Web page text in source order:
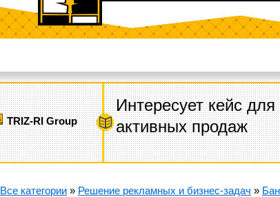
TRIZ-RI Group
Интересует кейс для
активных продаж
Все категории » Решение рекламных и бизнес-задач »